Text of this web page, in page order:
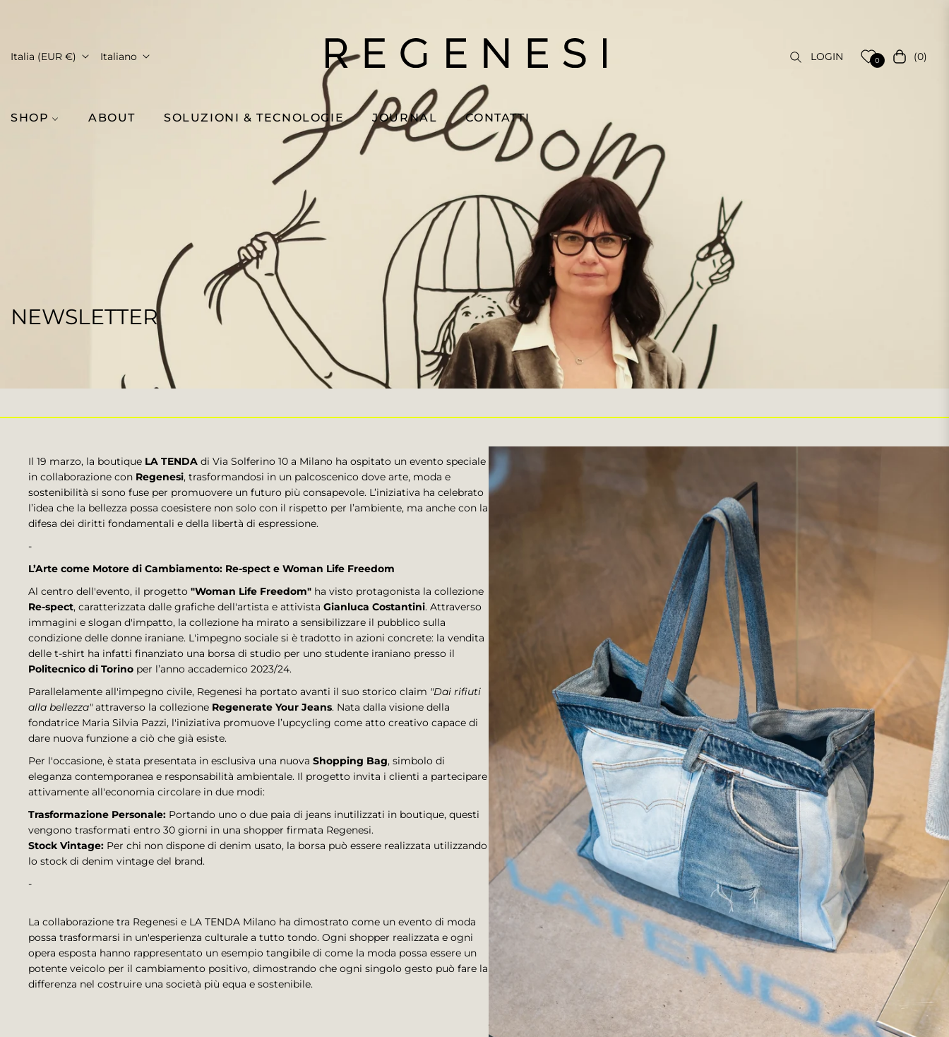
Italia (EUR €) Italiano LOGIN 0 Carrello
(0)
SHOP ABOUT SOLUZIONI & TECNOLOGIE JOURNAL CONTATTI
NEWSLETTER
Il 19 marzo, la boutique LA TENDA di Via Solferino 10 a Milano ha ospitato un evento speciale
in collaborazione con Regenesi, trasformandosi in un palcoscenico dove arte, moda e
sostenibilità si sono fuse per promuovere un futuro più consapevole. L’iniziativa ha celebrato
l’idea che la bellezza possa coesistere non solo con il rispetto per l’ambiente, ma anche con la
difesa dei diritti fondamentali e della libertà di espressione.
-
L’Arte come Motore di Cambiamento: Re-spect e Woman Life Freedom
Al centro dell'evento, il progetto "Woman Life Freedom" ha visto protagonista la collezione
Re-spect, caratterizzata dalle grafiche dell'artista e attivista Gianluca Costantini. Attraverso
immagini e slogan d'impatto, la collezione ha mirato a sensibilizzare il pubblico sulla
condizione delle donne iraniane. L'impegno sociale si è tradotto in azioni concrete: la vendita
delle t-shirt ha infatti finanziato una borsa di studio per uno studente iraniano presso il
Politecnico di Torino per l’anno accademico 2023/24.
Parallelamente all'impegno civile, Regenesi ha portato avanti il suo storico claim "Dai rifiuti
alla bellezza"attraverso la collezione Regenerate Your Jeans. Nata dalla visione della
fondatrice Maria Silvia Pazzi, l'iniziativa promuove l’upcycling come atto creativo capace di
dare nuova funzione a ciò che già esiste.
Per l'occasione, è stata presentata in esclusiva una nuova Shopping Bag, simbolo di
eleganza contemporanea e responsabilità ambientale. Il progetto invita i clienti a partecipare
attivamente all'economia circolare in due modi:
Trasformazione Personale: Portando uno o due paia di jeans inutilizzati in boutique, questi
vengono trasformati entro 30 giorni in una shopper firmata Regenesi.
Stock Vintage: Per chi non dispone di denim usato, la borsa può essere realizzata utilizzando
lo stock di denim vintage del brand.
-
La collaborazione tra Regenesi e LA TENDA Milano ha dimostrato come un evento di moda
possa trasformarsi in un'esperienza culturale a tutto tondo. Ogni shopper realizzata e ogni
opera esposta hanno rappresentato un esempio tangibile di come la moda possa essere un
potente veicolo per il cambiamento positivo, dimostrando che ogni singolo gesto può fare la
differenza nel costruire una società più equa e sostenibile.